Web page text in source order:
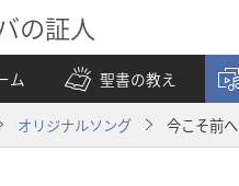
の証人
ム
聖書の教え
オリジナルソング 今こそ前へ